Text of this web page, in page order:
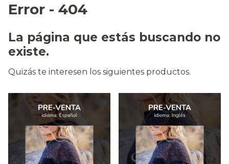
Error - 404
La página que estás buscando no
existe.
Quizás te interesen los siguientes productos.